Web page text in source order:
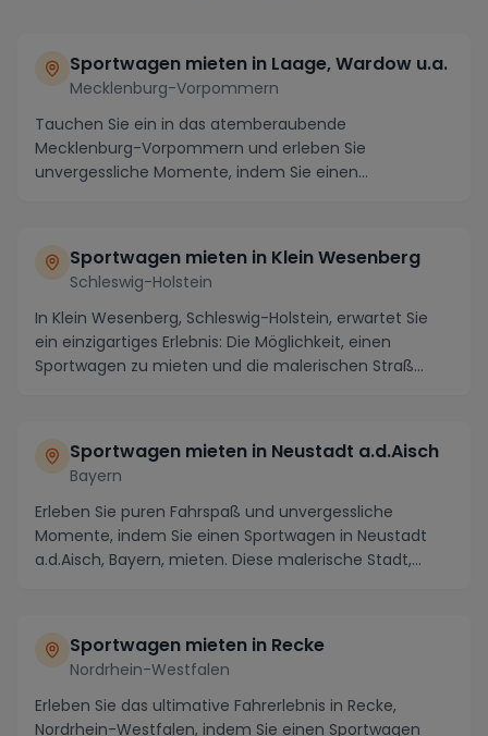
Sportwagen mieten in Laage, Wardow u.a.
Mecklenburg-Vorpommern
Tauchen Sie ein in das atemberaubende
Mecklenburg-Vorpommern und erleben Sie
unvergessliche Momente, indem Sie einen
Sportwagen mieten in Klein Wesenberg
Schleswig-Holstein
In Klein Wesenberg, Schleswig-Holstein, erwartet Sie
ein einzigartiges Erlebnis: Die Möglichkeit, einen
Sportwagen zu mieten und die malerischen Straß...
Sportwagen mieten in Neustadt a.d.Aisch
Bayern
Erleben Sie puren Fahrspaß und unvergessliche
Momente, indem Sie einen Sportwagen in Neustadt
a.d.Aisch, Bayern, mieten. Diese malerische Stadt,
Sportwagen mieten in Recke
Nordrhein-Westfalen
Erleben Sie das ultimative Fahrerlebnis in Recke,
Nordrhein-Westfalen, indem Sie einen Sportwagen